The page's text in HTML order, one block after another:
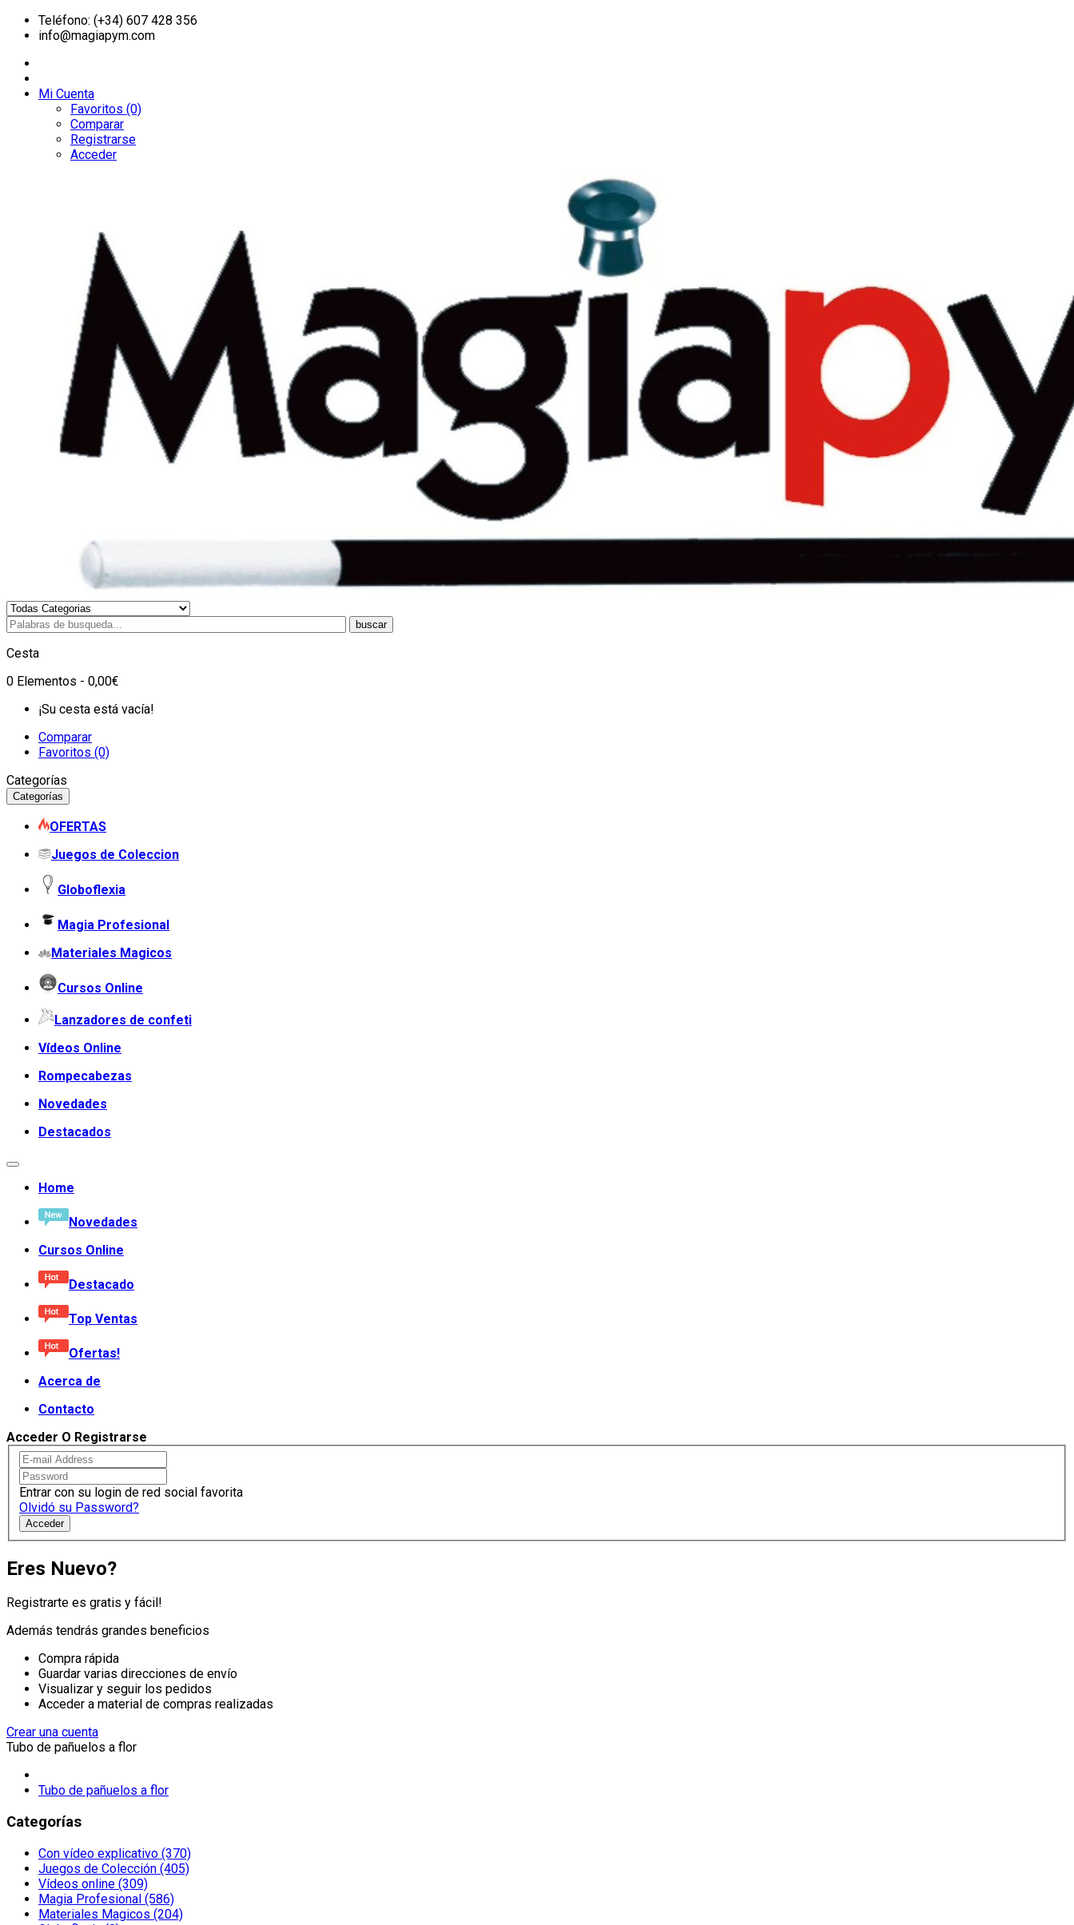
Teléfono: (+34) 607 428 356
info@magiapym.com
Mi Cuenta
Favoritos (0)
Comparar
Registrarse
Acceder
buscar
Cesta
0 Elementos - 0,00€
¡Su cesta está vacía!
Comparar
Favoritos (0)
Categorías
Categorías
OFERTAS
Juegos de Coleccion
Globoflexia
Magia Profesional
Materiales Magicos
Cursos Online
Lanzadores de confeti
Vídeos Online
Rompecabezas
Novedades
Destacados
Home
Novedades
Cursos Online
Destacado
Top Ventas
Ofertas!
Acerca de
Contacto
Acceder O Registrarse
Entrar con su login de red social favorita
Olvidó su Password?
Acceder
Eres Nuevo?
Registrarte es gratis y fácil!
Además tendrás grandes beneficios
Compra rápida
Guardar varias direcciones de envío
Visualizar y seguir los pedidos
Acceder a material de compras realizadas
Crear una cuenta
Tubo de pañuelos a flor
Tubo de pañuelos a flor
Categorías
Con vídeo explicativo (370)
Juegos de Colección (405)
Vídeos online (309)
Magia Profesional (586)
Materiales Magicos (204)